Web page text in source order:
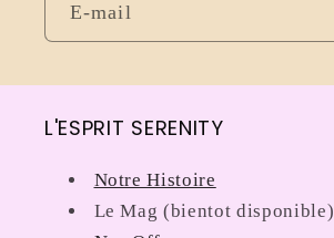
E-mail
L'ESPRIT SERENITY
Notre Histoire
Le Mag (bientot disponible)